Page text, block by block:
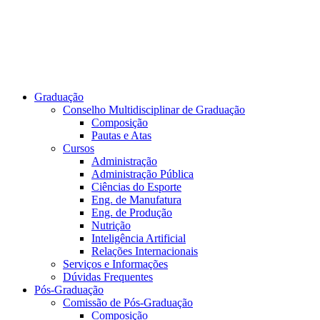
Graduação
Conselho Multidisciplinar de Graduação
Composição
Pautas e Atas
Cursos
Administração
Administração Pública
Ciências do Esporte
Eng. de Manufatura
Eng. de Produção
Nutrição
Inteligência Artificial
Relações Internacionais
Serviços e Informações
Dúvidas Frequentes
Pós-Graduação
Comissão de Pós-Graduação
Composição